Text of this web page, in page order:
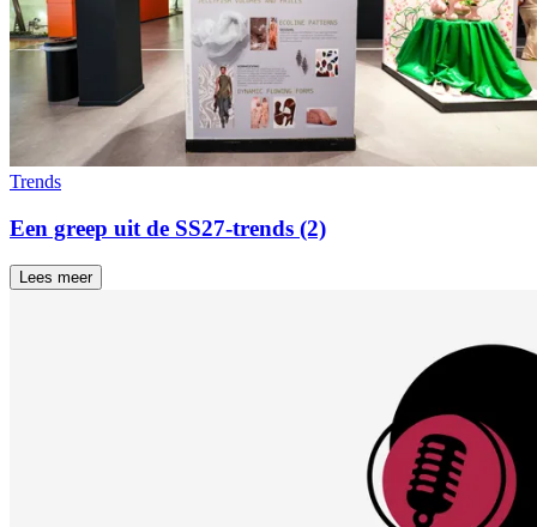
Trends
Een greep uit de SS27-trends (2)
Lees meer